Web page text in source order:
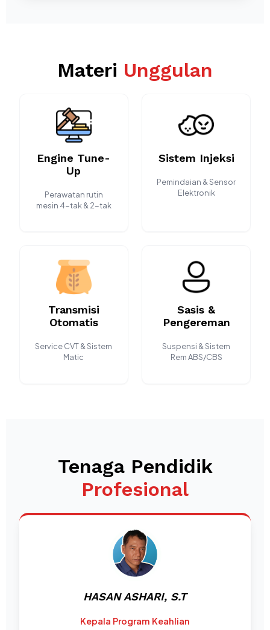
Materi Unggulan
Engine Tune-
Up
Perawatan rutin
mesin 4-tak & 2-tak
Sistem Injeksi
Pemindaian & Sensor
Elektronik
Transmisi
Otomatis
Service CVT & Sistem
Matic
Sasis &
Pengereman
Suspensi & Sistem
Rem ABS/CBS
Tenaga Pendidik
Profesional
HASAN ASHARI, S.T
Kepala Program Keahlian